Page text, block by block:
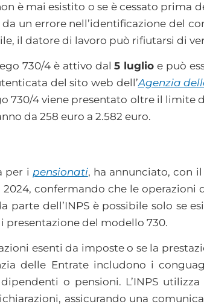
è mai esistito o se è cessato prima
un errore nell’identificazione del
il datore di lavoro può rifiutarsi di
730/4 è attivo dal5 luglio e può
del sito web dell’Agenzia
730/4 viene presentato oltre il limite
da 258 euro a 2.582 euro.
per i pensionati, ha annunciato, con
2024, confermando che le
parte dell’INPS è possibile solo se
presentazione del modello 730.
esenti da imposte o se la
delle Entrate includono i
o pensioni. L’INPS utilizza
assicurando una